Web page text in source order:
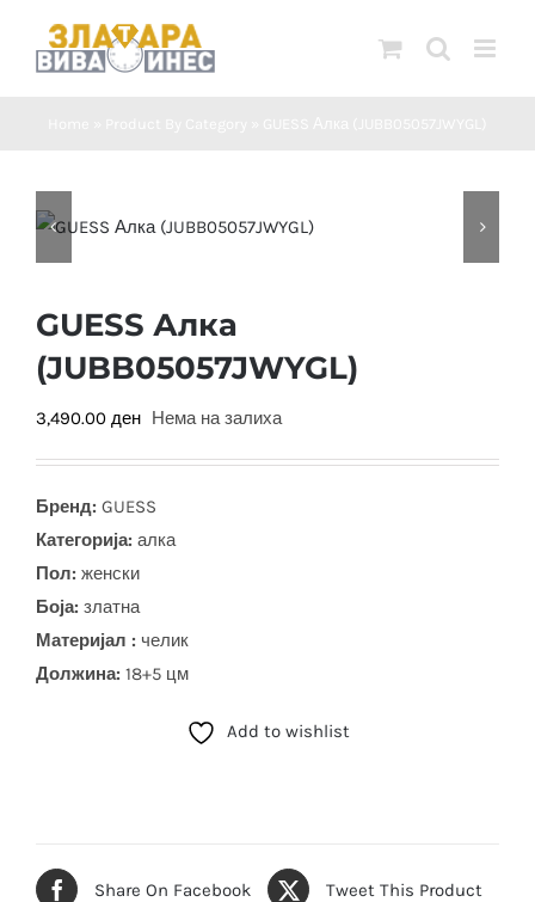
GUESS Алка
(JUBB05057JWYGL)
3,490.00 ден Нема на залиха
Бренд: GUESS
Категорија: алка
Пол: женски
Боја: златна
Материјал : челик
Должина: 18+5 цм
Add to wishlist
Share On Facebook Tweet This Product